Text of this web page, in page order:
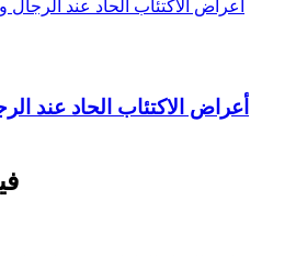
أعراض الاكتئاب الحاد عند